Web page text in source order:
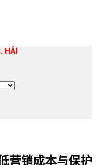
HẢI
营销成本与保护